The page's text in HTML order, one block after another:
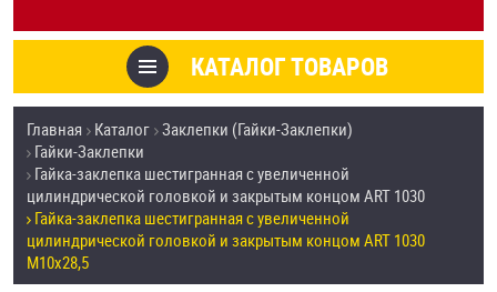
ОТЗЫВЫ
УСЛУГИ
СКИДКИ
ОПТ
ПОКУПАТЕЛЯМ
КАТАЛОГ ТОВАРОВ
Товары со скидкой
Анкеры
Антивандальный крепёж, инструмент
Главная Каталог Заклепки (Гайки-Заклепки)
Гайки-Заклепки
Гайка-заклепка шестигранная с увеличенной
цилиндрической головкой и закрытым концом ART 1030
Гайка-заклепка шестигранная с увеличенной
цилиндрической головкой и закрытым концом ART 1030
M10х28,5